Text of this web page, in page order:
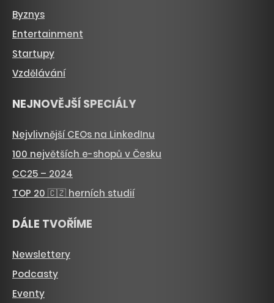
Byznys
Entertainment
Startupy
Vzdělávání
NEJNOVĚJŠÍ SPECIÁLY
Nejvlivnější CEOs na LinkedInu
100 největších e-shopů v Česku
CC25 – 2024
TOP 20 🇨🇿 herních studií
DÁLE TVOŘÍME
Newslettery
Podcasty
Eventy